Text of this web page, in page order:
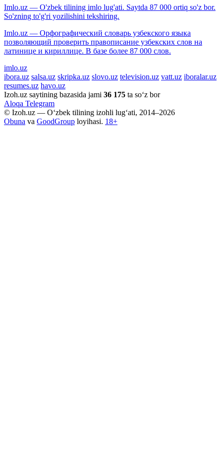
Imlo.uz — O'zbek tilining imlo lug'ati. Saytda 87 000 ortiq so'z bor.
So'zning to'g'ri yozilishini tekshiring.
Imlo.uz — Орфографический словарь узбекского языка
позволяющий проверить правописание узбекских слов на
латинице и кириллице. В базе более 87 000 слов.
imlo.uz
ibora.uz salsa.uz skripka.uz slovo.uz television.uz vatt.uz iboralar.uz
resumes.uz havo.uz
Izoh.uz saytining bazasida jami 36 175 ta so‘z bor
Aloqa Telegram
© Izoh.uz — O‘zbek tilining izohli lug‘ati, 2014–2026
Obuna va GoodGroup loyihasi. 18+